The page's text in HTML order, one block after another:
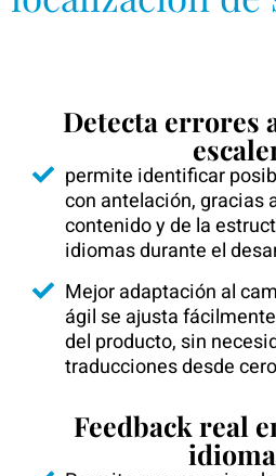
Detecta errores
permite identificar
con antelación, gracias
contenido y de la
idiomas durante el
Mejor adaptación al
ágil se ajusta
del producto, sin
traducciones desde
Feedback real